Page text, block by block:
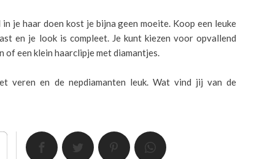
je haar doen kost je bijna geen moeite. Koop een leuke
en je look is compleet. Je kunt kiezen voor opvallend
of een klein haarclipje met diamantjes.
veren en de nepdiamanten leuk. Wat vind jij van de